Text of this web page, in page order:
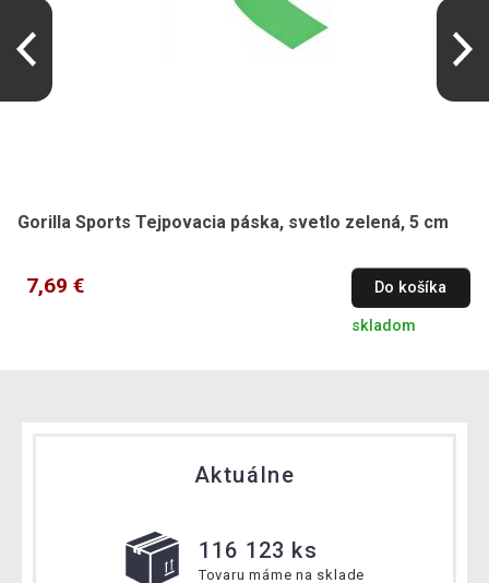
Gorilla Sports Tejpovacia páska, svetlo zelená, 5 cm
7,69 € Do košíka
skladom
Aktuálne
116 123 ks
Tovaru máme na sklade